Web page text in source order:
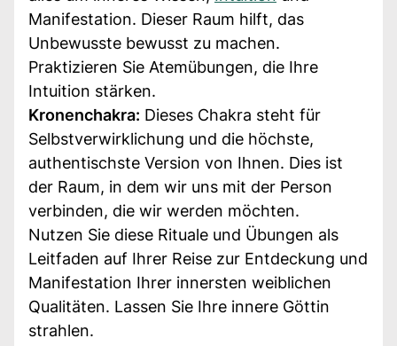
Manifestation. Dieser Raum hilft, das
Unbewusste bewusst zu machen.
Praktizieren Sie Atemübungen, die Ihre
Intuition stärken.
Kronenchakra: Dieses Chakra steht für
Selbstverwirklichung und die höchste,
authentischste Version von Ihnen. Dies ist
der Raum, in dem wir uns mit der Person
verbinden, die wir werden möchten.
Nutzen Sie diese Rituale und Übungen als
Leitfaden auf Ihrer Reise zur Entdeckung und
Manifestation Ihrer innersten weiblichen
Qualitäten. Lassen Sie Ihre innere Göttin
strahlen.